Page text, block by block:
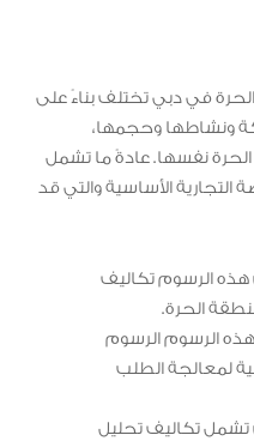
في دبي تختلف بناءً على
ونشاطها وحجمها،
نفسها. عادةً ما تشمل
الأساسية والتي قد
الرسوم تكاليف
الحرة.
الرسوم الرسوم
لمعالجة الطلب
تشمل تكاليف تحليل